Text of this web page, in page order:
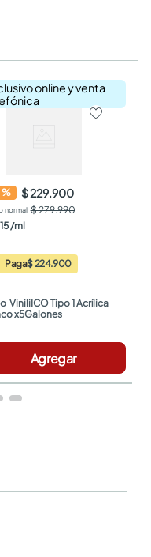
online y venta
% $ 229.900
$ 279.990
15/ml
Paga$ 224.900
ViniliICO Tipo 1 Acrílica
x5Galones
Agregar